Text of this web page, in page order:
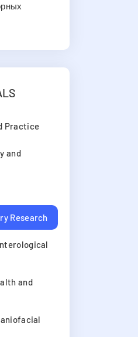
Practice
and
Research
and